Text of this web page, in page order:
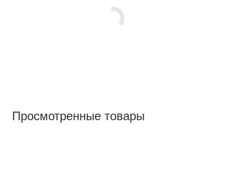
Просмотренные товары